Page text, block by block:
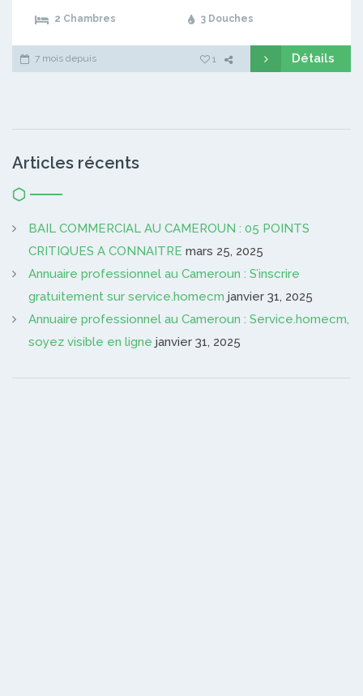
2 Chambres 3 Douches
7 mois depuis 1 Détails
Articles récents
BAIL COMMERCIAL AU CAMEROUN : 05 POINTS
CRITIQUES A CONNAITRE mars 25, 2025
Annuaire professionnel au Cameroun : S’inscrire
gratuitement sur service.homecm janvier 31, 2025
Annuaire professionnel au Cameroun : Service.homecm,
soyez visible en ligne janvier 31, 2025